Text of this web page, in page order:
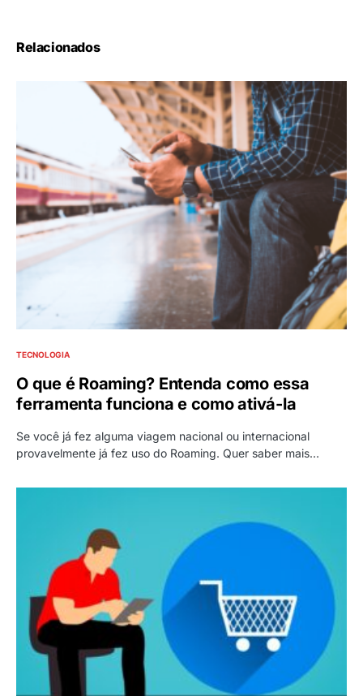
Relacionados
TECNOLOGIA
O que é Roaming? Entenda como essa
ferramenta funciona e como ativá-la
Se você já fez alguma viagem nacional ou internacional
provavelmente já fez uso do Roaming. Quer saber mais…